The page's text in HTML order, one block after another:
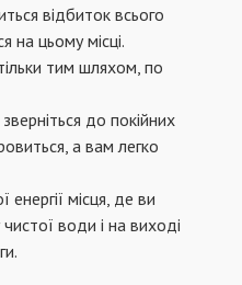
відбиток всього
на цьому місці.
тим шляхом, по
до покійних
а вам легко
місця, де ви
води і на виході